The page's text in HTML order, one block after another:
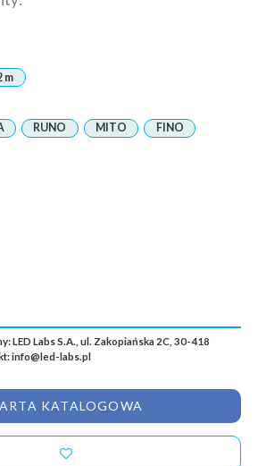
KATALOGOWA
m
RUNO MITO
FINO
LED Labs S.A., ul. Zakopiańska 2C, 30-418
info@led-labs.pl